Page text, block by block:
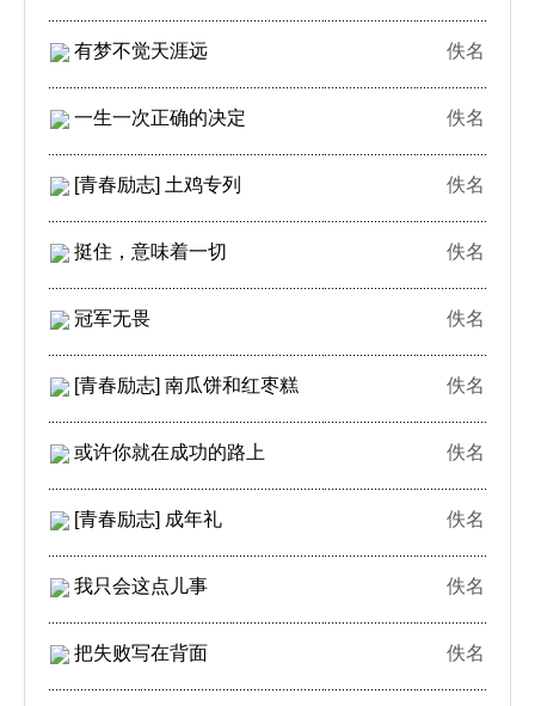
有梦不觉天涯远 佚名
一生一次正确的决定 佚名
[青春励志] 土鸡专列 佚名
挺住，意味着一切 佚名
冠军无畏 佚名
[青春励志] 南瓜饼和红枣糕 佚名
或许你就在成功的路上 佚名
[青春励志] 成年礼 佚名
我只会这点儿事 佚名
把失败写在背面 佚名